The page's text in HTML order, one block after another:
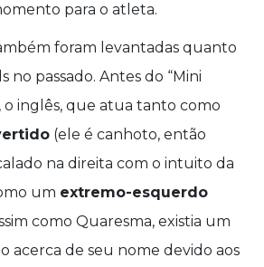
para o atleta.
foram levantadas quanto
no passado. Antes do “Mini
o inglês, que atua tanto como
(ele é canhoto, então
na direita com o intuito da
um extremo-esquerdo
como Quaresma, existia um
acerca de seu nome devido aos